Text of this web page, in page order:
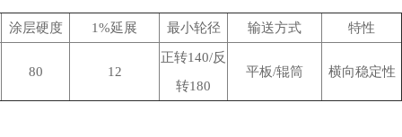
涂层硬度 1%延展 最小轮径 输送方式 特性
80 12
正转140/反
转180
平板/辊筒 横向稳定性